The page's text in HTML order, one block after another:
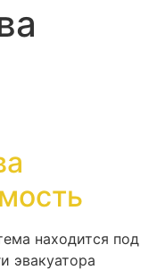
находится под
эвакуатора